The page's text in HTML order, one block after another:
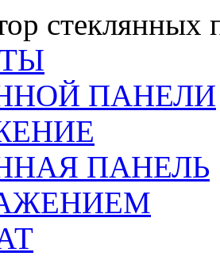
стеклянных
ПАНЕЛИ
ПАНЕЛЬ